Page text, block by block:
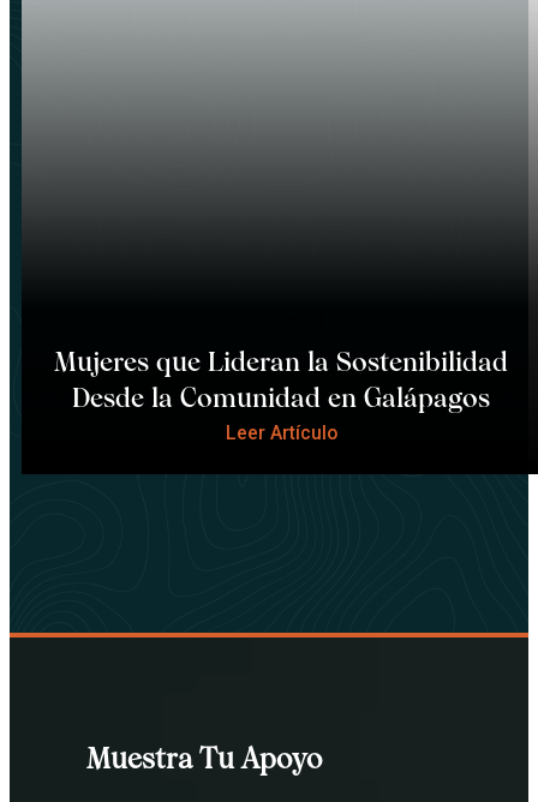
Mujeres que Lideran la Sostenibilidad
Desde la Comunidad en Galápagos
Leer Artículo
Muestra Tu Apoyo